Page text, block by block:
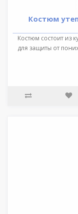
Костюм
Костюм состоит из
для защиты от